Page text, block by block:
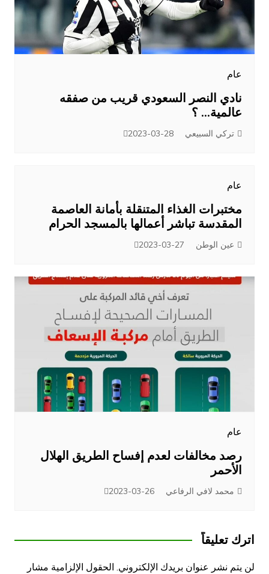
عام
نادي النصر السعودي قريب من صفقه
عالمية… ؟
تركي السبيعي 2023-03-28
عام
مختبرات الغذاء المتنقلة بأمانة العاصمة
المقدسة تباشر أعمالها بالمسجد الحرام
عين الوطن 2023-03-27
عام
رصد مخالفات لعدم إفساح الطريق الهلال
الأحمر
محمد لافي الرفاعي 2023-03-26
اترك تعليقاً
لن يتم نشر عنوان بريدك الإلكتروني. الحقول الإلزامية مشار